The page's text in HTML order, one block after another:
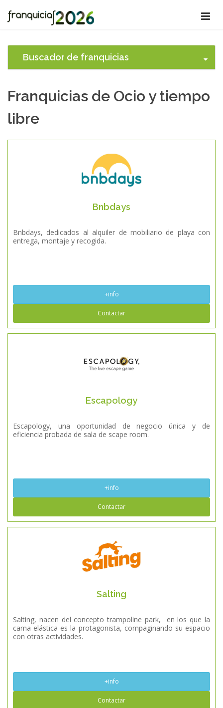
Buscador de franquicias
Franquicias de Ocio y tiempo
libre
Bnbdays
Bnbdays, dedicados al alquiler de mobiliario de playa con
entrega, montaje y recogida.
+info
Contactar
Escapology
Escapology, una oportunidad de negocio única y de
eficiencia probada de sala de scape room.
+info
Contactar
Salting
Salting, nacen del concepto trampoline park, en los que la
cama elástica es la protagonista, compaginando su espacio
con otras actividades.
+info
Contactar